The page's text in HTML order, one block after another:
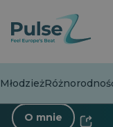
Młodzież
O mnie